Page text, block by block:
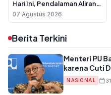
Hari Ini, Pendalaman Aliran
Dana TPPU
07 Agustus 2026
Berita Terkini
Menteri PU
karena Cuti
NASIONAL